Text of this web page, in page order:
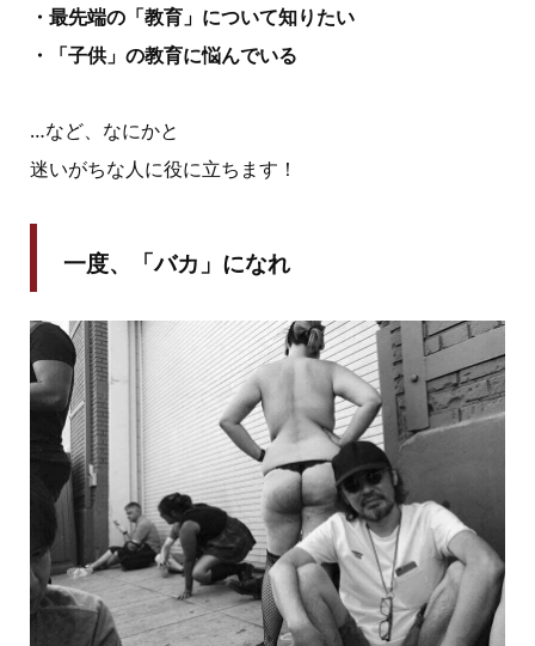
・最先端の「教育」について知りたい
・「子供」の教育に悩んでいる
…など、なにかと
迷いがちな人に役に立ちます！
一度、「バカ」になれ